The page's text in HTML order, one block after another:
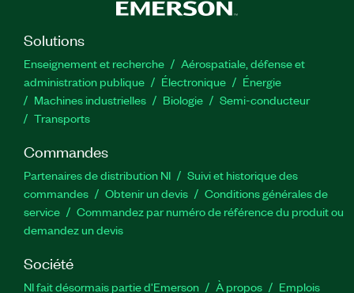
Solutions
Enseignement et recherche
Aérospatiale, défense et
administration publique
Électronique
Énergie​
Machines industrielles
Biologie
Semi-conducteur
Transports
Commandes
Partenaires de distribution NI
Suivi et historique des
commandes
Obtenir un devis
Conditions générales de
service
Commandez par numéro de référence du produit ou
demandez un devis
Société
NI fait désormais partie d'Emerson À propos Emplois